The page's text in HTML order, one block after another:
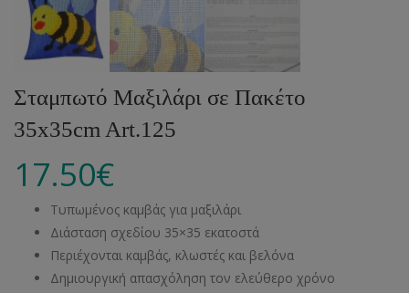
Σταμπωτό Μαξιλάρι σε Πακέτο
35x35cm Art.125
17.50€
Τυπωμένος καμβάς για μαξιλάρι
Διάσταση σχεδίου 35×35 εκατοστά
Περιέχονται καμβάς, κλωστές και βελόνα
Δημιουργική απασχόληση τον ελεύθερο χρόνο